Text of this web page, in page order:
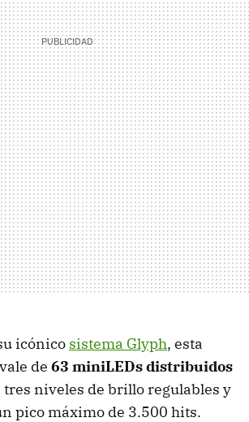
icónico sistema Glyph, esta
de 63 miniLEDs distribuidos
tres niveles de brillo regulables y
pico máximo de 3.500 hits.